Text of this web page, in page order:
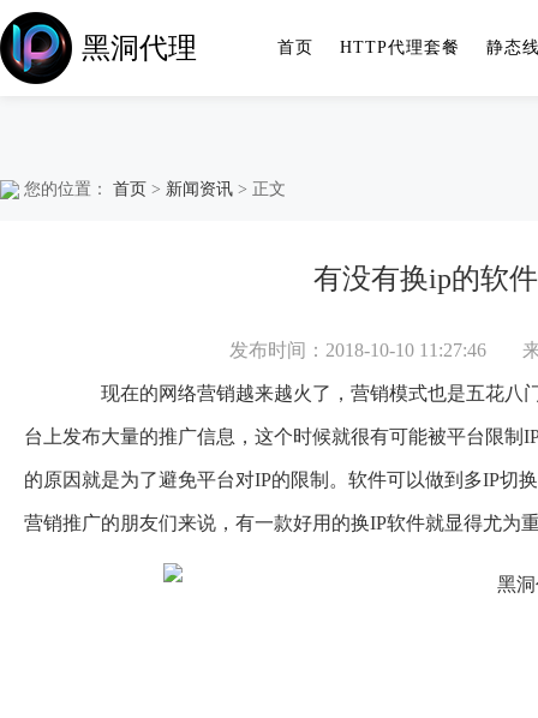
黑洞代理 首页 HTTP代理套餐 静态
您的位置： 首页 > 新闻资讯 > 正文
有没有换ip的软
发布时间：2018-10-10 11:27:46
现在的网络营销越来越火了，营销模式也是五花八
台上发布大量的推广信息，这个时候就很有可能被平台限制
的原因就是为了避免平台对IP的限制。软件可以做到多IP切
营销推广的朋友们来说，有一款好用的换IP软件就显得尤为